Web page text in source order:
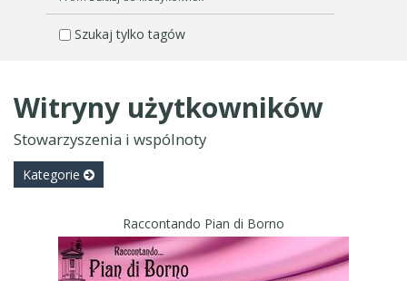
Szukaj tylko tagów
Witryny użytkowników
Stowarzyszenia i wspólnoty
Kategorie
Raccontando Pian di Borno